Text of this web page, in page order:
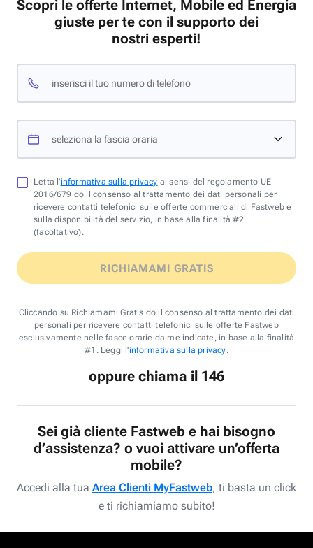
Scopri le offerte Internet, Mobile ed Energia
giuste per te con il supporto dei
nostri esperti!
inserisci il tuo numero di telefono
seleziona la fascia oraria
Letta l'informativa sulla privacy ai sensi del regolamento UE
2016/679 do il consenso al trattamento dei dati personali per
ricevere contatti telefonici sulle offerte commerciali di Fastweb e
sulla disponibilità del servizio, in base alla finalità #2
(facoltativo).
RICHIAMAMI GRATIS
Cliccando su Richiamami Gratis do il consenso al trattamento dei dati
personali per ricevere contatti telefonici sulle offerte Fastweb
esclusivamente nelle fasce orarie da me indicate, in base alla finalità
#1. Leggi l'informativa sulla privacy.
oppure chiama il 146
Sei già cliente Fastweb e hai bisogno
d’assistenza? o vuoi attivare un’offerta
mobile?
Accedi alla tua Area Clienti MyFastweb, ti basta un click
e ti richiamiamo subito!